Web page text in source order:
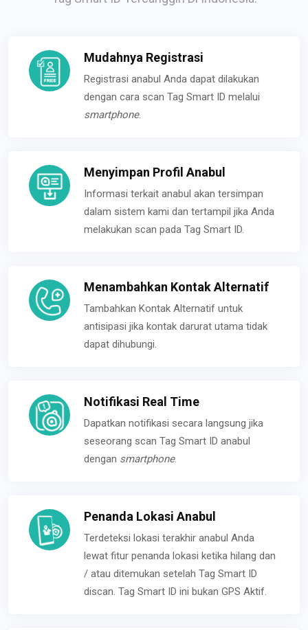
Mudahnya Registrasi
Registrasi anabul Anda dapat dilakukan
dengan cara scan Tag Smart ID melalui
smartphone.
Menyimpan Profil Anabul
Informasi terkait anabul akan tersimpan
dalam sistem kami dan tertampil jika Anda
melakukan scan pada Tag Smart ID.
Menambahkan Kontak Alternatif
Tambahkan Kontak Alternatif untuk
antisipasi jika kontak darurat utama tidak
dapat dihubungi.
Notifikasi Real Time
Dapatkan notifikasi secara langsung jika
seseorang scan Tag Smart ID anabul
dengan smartphone.
Penanda Lokasi Anabul
Terdeteksi lokasi terakhir anabul Anda
lewat fitur penanda lokasi ketika hilang dan
/ atau ditemukan setelah Tag Smart ID
discan. Tag Smart ID ini bukan GPS Aktif.